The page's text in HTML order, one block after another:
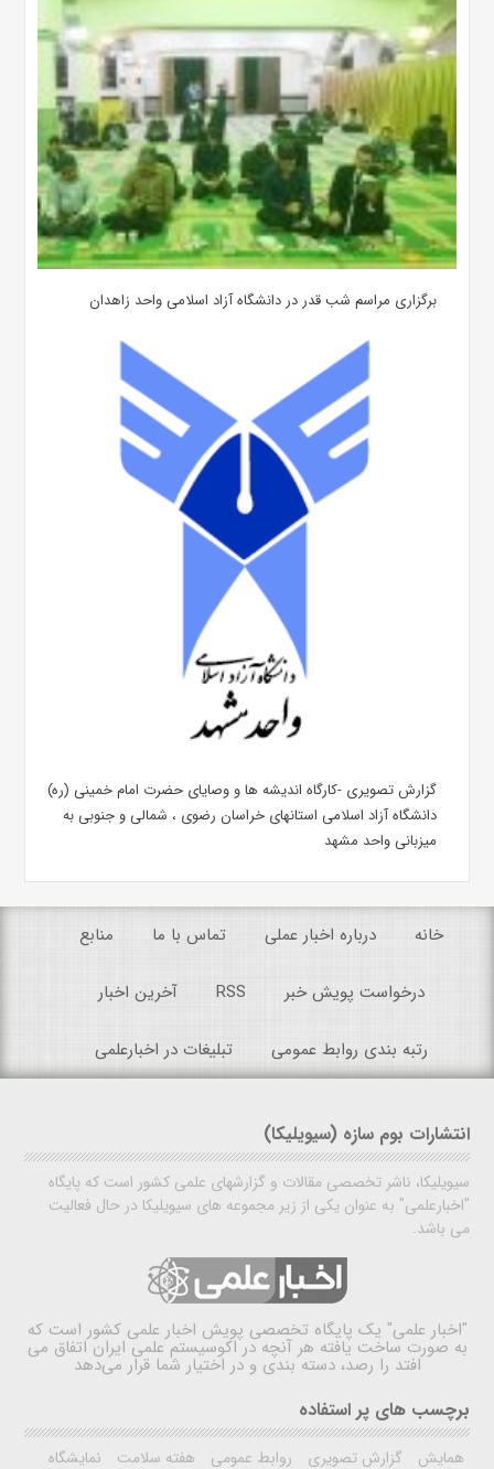
برگزاری مراسم شب قدر در دانشگاه آزاد اسلامی واحد زاهدان
گزارش تصویری -کارگاه اندیشه ها و وصایای حضرت امام خمینی (ره)
دانشگاه آزاد اسلامی استانهای خراسان رضوی ، شمالی و جنوبی به
میزبانی واحد مشهد
خانه درباره اخبار عملی تماس با ما منابع
درخواست پویش خبر RSS آخرین اخبار
رتبه بندی روابط عمومی تبلیغات در اخبارعلمی
انتشارات بوم سازه (سیویلیکا)
سیویلیکا، ناشر تخصصی مقالات و گزارشهای علمی کشور است که پایگاه
"اخبارعلمی" به عنوان یکی از زیر مجموعه های سیویلیکا در حال فعالیت
می باشد.
"اخبار علمی" یک پایگاه تخصصی پویش اخبار علمی کشور است که
به صورت ساخت یافته هر آنچه در اکوسیستم علمی ایران اتفاق می
افتد را رصد، دسته بندی و در اختیار شما قرار می‌دهد
برچسب های پر استفاده
همایش گزارش تصویری روابط عمومی هفته سلامت نمایشگاه